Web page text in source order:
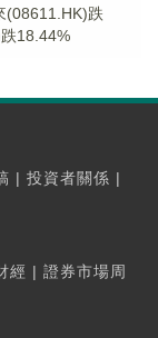
(08611.HK)跌
18.44%
| 投資者關係 |
經 | 證券市場周